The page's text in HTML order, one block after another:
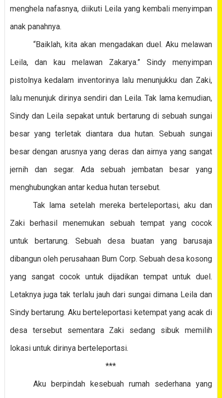
menghela nafasnya, diikuti Leila yang kembali menyimpan
anak panahnya.
“Baiklah, kita akan mengadakan duel. Aku melawan
Leila, dan kau melawan Zakarya.” Sindy menyimpan
pistolnya kedalam inventorinya lalu menunjukku dan Zaki,
lalu menunjuk dirinya sendiri dan Leila. Tak lama kemudian,
Sindy dan Leila sepakat untuk bertarung di sebuah sungai
besar yang terletak diantara dua hutan. Sebuah sungai
besar dengan arusnya yang deras dan airnya yang sangat
jernih dan segar. Ada sebuah jembatan besar yang
menghubungkan antar kedua hutan tersebut.
Tak lama setelah mereka berteleportasi, aku dan
Zaki berhasil menemukan sebuah tempat yang cocok
untuk bertarung. Sebuah desa buatan yang barusaja
dibangun oleh perusahaan Bum Corp. Sebuah desa kosong
yang sangat cocok untuk dijadikan tempat untuk duel.
Letaknya juga tak terlalu jauh dari sungai dimana Leila dan
Sindy bertarung. Aku berteleportasi ketempat yang acak di
desa tersebut sementara Zaki sedang sibuk memilih
lokasi untuk dirinya berteleportasi.
***
Aku berpindah kesebuah rumah sederhana yang